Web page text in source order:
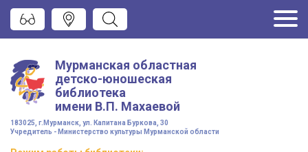
Мурманская областная
детско-юношеская
библиотека
имени В.П. Махаевой
183025, г.Мурманск, ул. Капитана Буркова, 30
Учредитель - Министерство культуры Мурманской области